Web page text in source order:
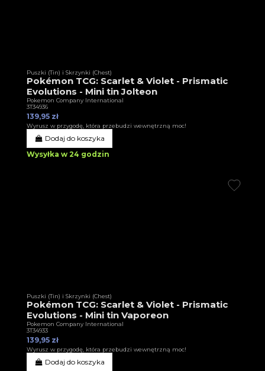
Puszki (Tin) i Skrzynki (Chest)
Pokémon TCG: Scarlet & Violet - Prismatic
Evolutions - Mini tin Jolteon
Pokemon Company International
3T34936
139,95 zł
Wyrusz w przygodę, która przebudzi wewnętrzną moc!
Dodaj do koszyka
Wysyłka w 24 godzin
Puszki (Tin) i Skrzynki (Chest)
Pokémon TCG: Scarlet & Violet - Prismatic
Evolutions - Mini tin Vaporeon
Pokemon Company International
3T34933
139,95 zł
Wyrusz w przygodę, która przebudzi wewnętrzną moc!
Dodaj do koszyka